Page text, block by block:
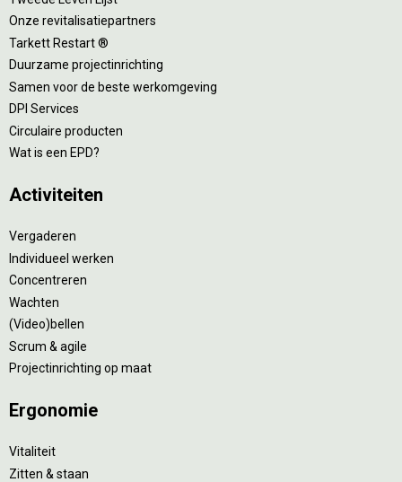
Onze revitalisatiepartners
Tarkett Restart ®
Duurzame projectinrichting
Samen voor de beste werkomgeving
DPI Services
Circulaire producten
Wat is een EPD?
Activiteiten
Vergaderen
Individueel werken
Concentreren
Wachten
(Video)bellen
Scrum & agile
Projectinrichting op maat
Ergonomie
Vitaliteit
Zitten & staan